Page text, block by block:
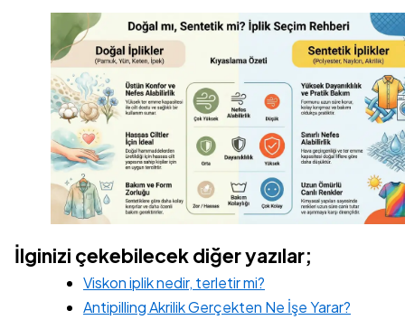
İlginizi çekebilecek diğer yazılar;
Viskon iplik nedir, terletir mi?
Antipilling Akrilik Gerçekten Ne İşe Yarar?